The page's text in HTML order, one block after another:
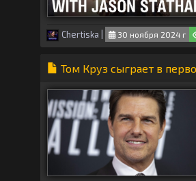
Chertiska 30 ноября 2024 г
Том Круз сыграет в